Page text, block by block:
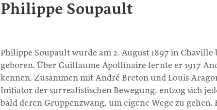
Philippe Soupault
Philippe Soupault wurde am 2. August 1897 in Chaville
geboren. Über Guillaume Apollinaire lernte er 1917
kennen. Zusammen mit André Breton und Louis
Initiator der surrealistischen Bewegung, entzog sich
bald deren Gruppenzwang, um eigene Wege zu gehen.